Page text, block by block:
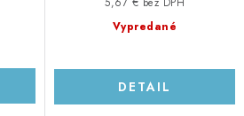
Vypredané
DETAIL